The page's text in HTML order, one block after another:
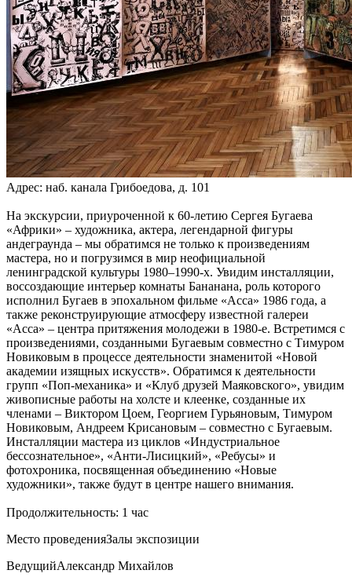
Адрес: наб. канала Грибоедова, д. 101
На экскурсии, приуроченной к 60-летию Сергея Бугаева
«Африки» – художника, актера, легендарной фигуры
андеграунда – мы обратимся не только к произведениям
мастера, но и погрузимся в мир неофициальной
ленинградской культуры 1980–1990-х. Увидим инсталляции,
воссоздающие интерьер комнаты Бананана, роль которого
исполнил Бугаев в эпохальном фильме «Асса» 1986 года, а
также реконструирующие атмосферу известной галереи
«Асса» – центра притяжения молодежи в 1980-е. Встретимся с
произведениями, созданными Бугаевым совместно с Тимуром
Новиковым в процессе деятельности знаменитой «Новой
академии изящных искусств». Обратимся к деятельности
групп «Поп-механика» и «Клуб друзей Маяковского», увидим
живописные работы на холсте и клеенке, созданные их
членами – Виктором Цоем, Георгием Гурьяновым, Тимуром
Новиковым, Андреем Крисановым – совместно с Бугаевым.
Инсталляции мастера из циклов «Индустриальное
бессознательное», «Анти-Лисицкий», «Ребусы» и
фотохроника, посвященная объединению «Новые
художники», также будут в центре нашего внимания.
Продолжительность: 1 час
Место проведенияЗалы экспозиции
ВедущийАлександр Михайлов